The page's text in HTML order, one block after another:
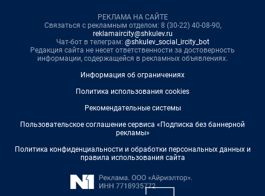
РЕКЛАМА НА САЙТЕ
Связаться с рекламным отделом: 8 (30-22) 40-08-90,
reklamaircity@shkulev.ru
Чат-бот в телеграм: @shkulev_social_ircity_bot
Редакция сайта не несет ответственности за достоверность
информации, содержащейся в рекламных объявлениях.
Информация об ограничениях
Политика использования cookies
Рекомендательные системы
Пользовательское соглашение сервиса «Подписка без баннерной
рекламы»
Политика конфиденциальности и обработки персональных данных и
правила использования сайта